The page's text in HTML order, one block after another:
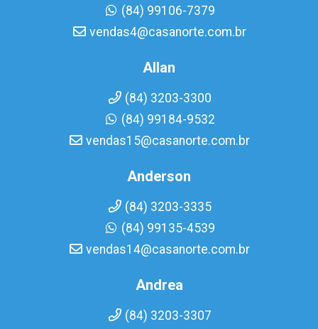
(84) 99106-7379
vendas4@casanorte.com.br
Allan
(84) 3203-3300
(84) 99184-9532
vendas15@casanorte.com.br
Anderson
(84) 3203-3335
(84) 99135-4539
vendas14@casanorte.com.br
Andrea
(84) 3203-3307